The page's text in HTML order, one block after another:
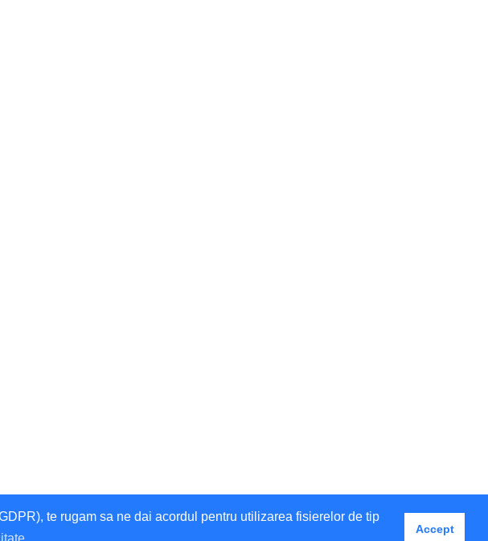
te rugam sa ne dai acordul pentru utilizarea fisierelor de tip
Accept